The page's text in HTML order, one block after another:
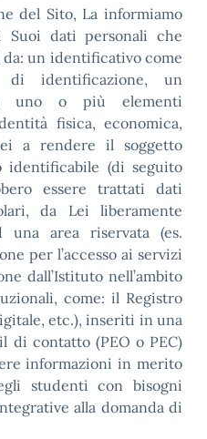
del Sito, La informiamo
dati personali che
un identificativo come
identificazione, un
uno o più elementi
fisica, economica,
a rendere il soggetto
identificabile (di seguito
essere trattati dati
da Lei liberamente
area riservata (es.
per l’accesso ai servizi
dall’Istituto nell’ambito
come: il Registro
etc.), inseriti in una
di contatto (PEO o PEC)
informazioni in merito
studenti con bisogni
alla domanda di